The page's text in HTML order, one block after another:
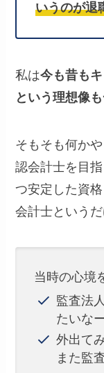
いうのが退
私は今も昔も
という理想像
そもそも何か
認会計士を目
つ安定した資
会計士というだ
当時の心境
監査法
たいな
外出て
また監